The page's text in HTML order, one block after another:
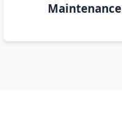
Maintenance